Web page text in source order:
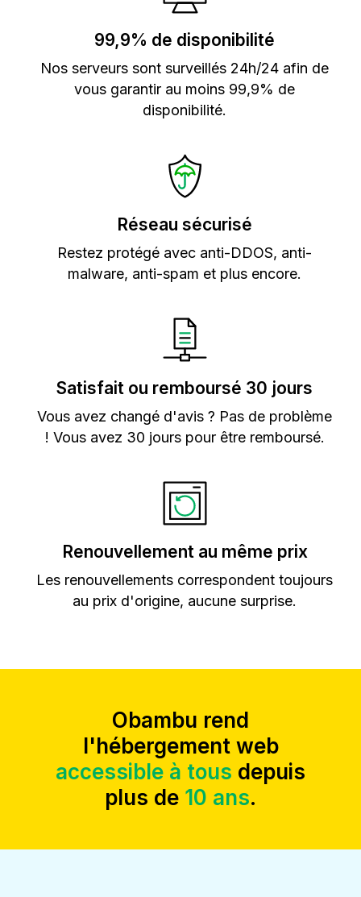
99,9% de disponibilité
Nos serveurs sont surveillés 24h/24 afin de
vous garantir au moins 99,9% de
disponibilité.
Réseau sécurisé
Restez protégé avec anti-DDOS, anti-
malware, anti-spam et plus encore.
Satisfait ou remboursé 30 jours
Vous avez changé d'avis ? Pas de problème
! Vous avez 30 jours pour être remboursé.
Renouvellement au même prix
Les renouvellements correspondent toujours
au prix d'origine, aucune surprise.
Obambu rend
l'hébergement web
accessible à tous depuis
plus de 10 ans.